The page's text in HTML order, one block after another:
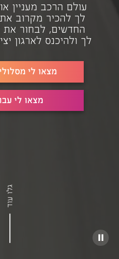
עולם הרכב מעניין
לך להכיר מקרוב
החדשים, לבחור את
לך ולהיכנס לארגון
מצאו לי
מצאו לי
גלו עוד